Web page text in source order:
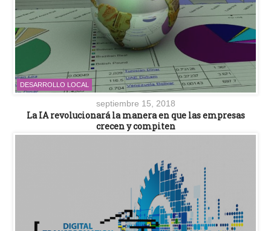
DESARROLLO LOCAL
septiembre 15, 2018
La IA revolucionará la manera en que las empresas
crecen y compiten